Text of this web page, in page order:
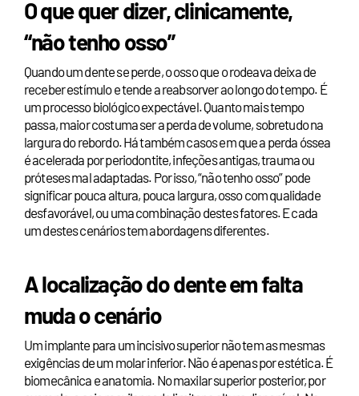
O que quer dizer, clinicamente,
“não tenho osso”
Quando um dente se perde, o osso que o rodeava deixa de
receber estímulo e tende a reabsorver ao longo do tempo. É
um processo biológico expectável. Quanto mais tempo
passa, maior costuma ser a perda de volume, sobretudo na
largura do rebordo. Há também casos em que a perda óssea
é acelerada por periodontite, infeções antigas, trauma ou
próteses mal adaptadas. Por isso, “não tenho osso” pode
significar pouca altura, pouca largura, osso com qualidade
desfavorável, ou uma combinação destes fatores. E cada
um destes cenários tem abordagens diferentes.
A localização do dente em falta
muda o cenário
Um implante para um incisivo superior não tem as mesmas
exigências de um molar inferior. Não é apenas por estética. É
biomecânica e anatomia. No maxilar superior posterior, por